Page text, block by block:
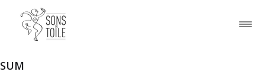
SUM